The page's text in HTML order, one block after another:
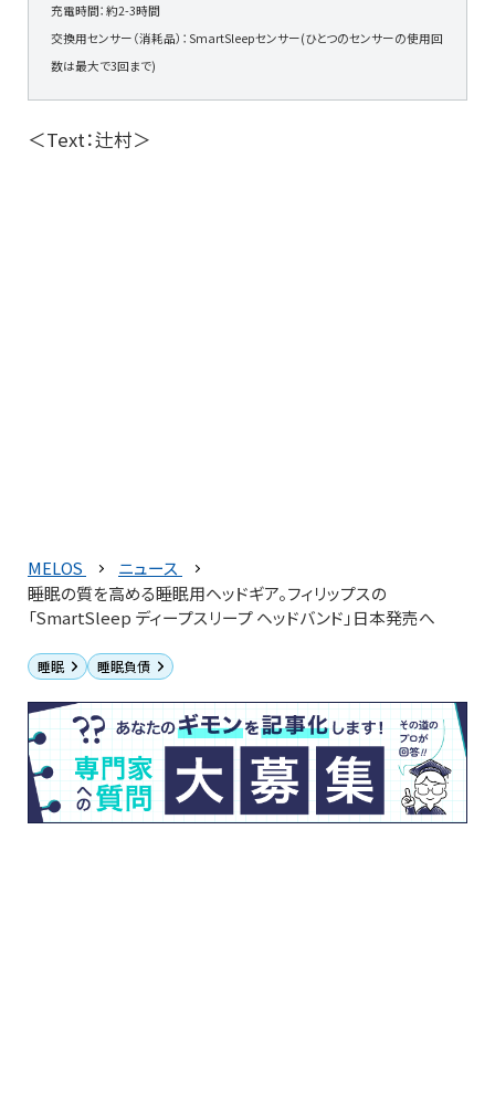
充電時間：約2-3時間
交換用センサー（消耗品）：SmartSleepセンサー(ひとつのセンサーの使用回
数は最大で3回まで)
＜Text：辻村＞
MELOS
ニュース
睡眠の質を高める睡眠用ヘッドギア。フィリップスの
「SmartSleep ディープスリープ ヘッドバンド」日本発売へ
睡眠 睡眠負債